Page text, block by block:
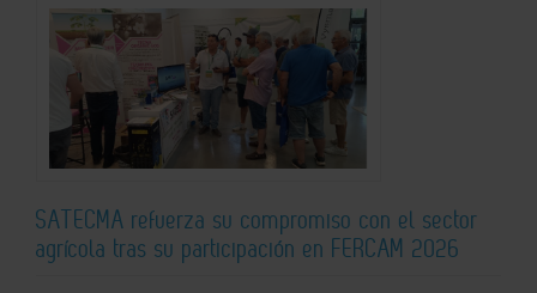
SATECMA refuerza su compromiso con el sector
agrícola tras su participación en FERCAM 2026